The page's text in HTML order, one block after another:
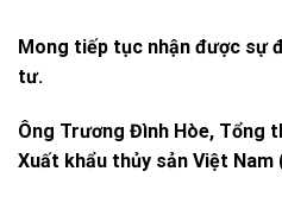
Mong tiếp tục nhận được sự
tư.
Ông Trương Đình Hòe, Tổng
Xuất khẩu thủy sản Việt Nam